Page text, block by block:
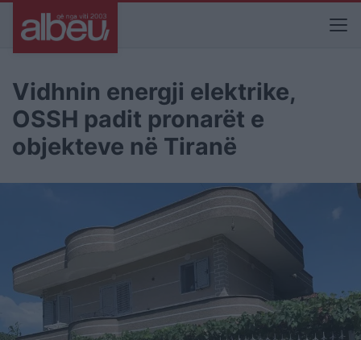
Vidhnin energji elektrike,
OSSH padit pronarët e
objekteve në Tiranë